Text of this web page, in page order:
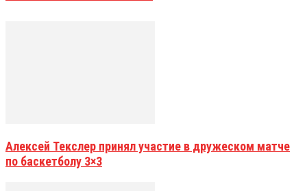
Алексей Текслер принял участие в дружеском матче
по баскетболу 3×3